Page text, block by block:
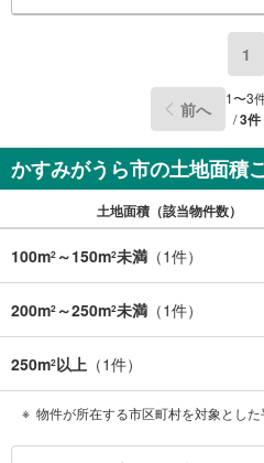
1
前へ 1〜3
/3件
かすみがうら市の土地面積
土地面積（該当物件数）
100m2 ～150m2未満 （1件）
200m2 ～250m2未満 （1件）
250m2以上 （1件）
物件が所在する市区町村を対象とした